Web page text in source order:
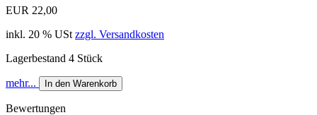
EUR 22,00
inkl. 20 % USt zzgl. Versandkosten
Lagerbestand 4 Stück
mehr... In den Warenkorb
Bewertungen